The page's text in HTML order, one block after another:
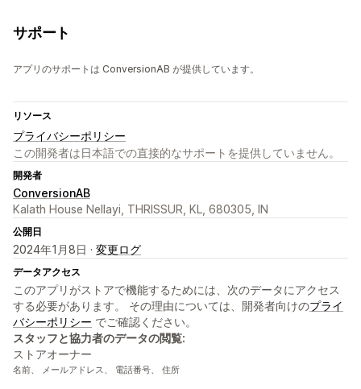
サポート
アプリのサポートは ConversionAB が提供しています。
リソース
プライバシーポリシー
この開発者は日本語での直接的なサポートを提供していません。
開発者
ConversionAB
Kalath House Nellayi, THRISSUR, KL, 680305, IN
公開日
2024年1月8日 · 変更ログ
データアクセス
このアプリがストアで機能するためには、次のデータにアクセス
する必要があります。 その理由については、開発者向けのプライ
バシーポリシー でご確認ください。
スタッフと協力者のデータの閲覧:
ストアオーナー
名前、 メールアドレス、 電話番号、 住所